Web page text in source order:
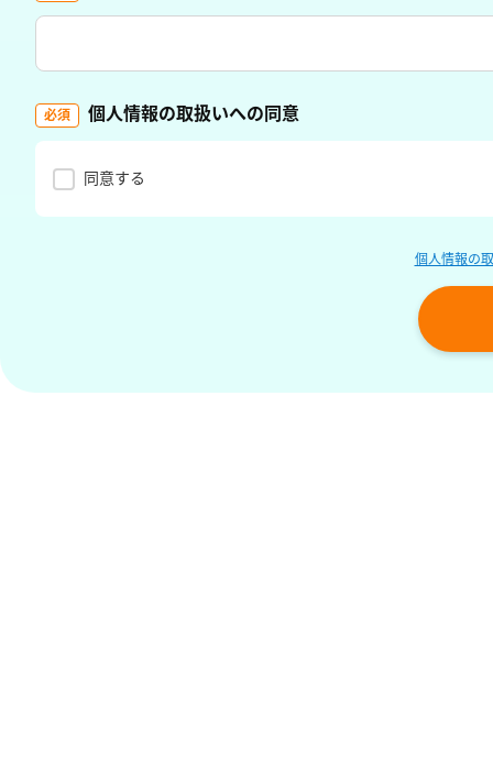
個人情報の取扱いへの同意
同意する
個人情報の